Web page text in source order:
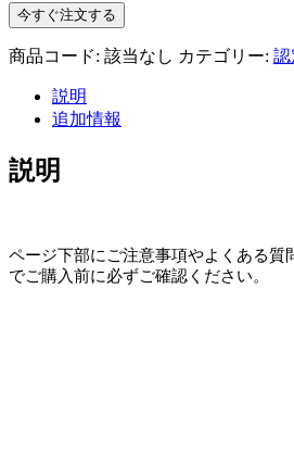
[在
庫
切
計
整
備
今すぐ注文する
商品コード: 該当なし カテゴリー: 認
説明
追加情報
説明
ページ下部にご注意事項やよくある質
でご購入前に必ずご確認ください。